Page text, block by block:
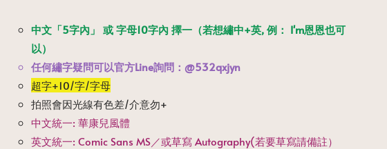
中文「5字內」 或 字母10字內 擇一（若想繡中+英, 例： I'm恩恩也可
以）
任何繡字疑問可以官方Line詢問：@532qxjyn
超字+10/字/字母
拍照會因光線有色差/介意勿+
中文統一: 華康兒風體
英文統一: Comic Sans MS／或草寫 Autography(若要草寫請備註）